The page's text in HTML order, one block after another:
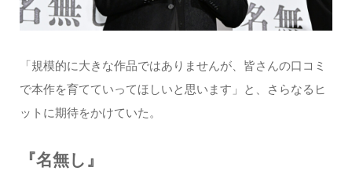
「規模的に大きな作品ではありませんが、皆さんの口コミ
で本作を育てていってほしいと思います」と、さらなるヒ
ットに期待をかけていた。
『名無し』